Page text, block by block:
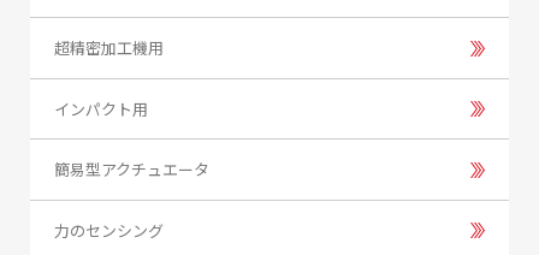
超精密加工機用
インパクト用
簡易型アクチュエータ
力のセンシング